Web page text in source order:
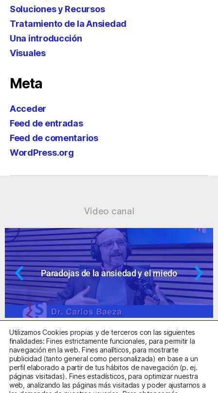
Soluciones y Recursos
Tratamiento de la Ansiedad
Una introducción
Visuales
Meta
Acceder
Feed de entradas
Feed de comentarios
WordPress.org
Vídeo canal
Ansiedad: supuestos cuestionables
Centro Sanitario Autorizado con el código E08737002
Utilizamos Cookies propias y de terceros con las siguientes
finalidades: Fines estrictamente funcionales, para permitir la
navegación en la web. Fines analíticos, para mostrarte
publicidad (tanto general como personalizada) en base a un
perfil elaborado a partir de tus hábitos de navegación (p. ej.
páginas visitadas). Fines estadísticos, para optimizar nuestra
web, analizando las páginas más visitadas y poder ajustarnos a